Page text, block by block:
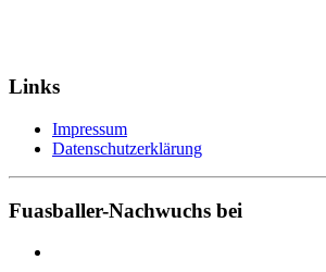
Links
Impressum
Datenschutzerklärung
Fuasballer-Nachwuchs bei